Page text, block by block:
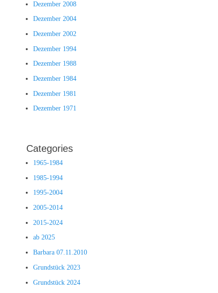
Dezember 2008
Dezember 2004
Dezember 2002
Dezember 1994
Dezember 1988
Dezember 1984
Dezember 1981
Dezember 1971
Categories
1965-1984
1985-1994
1995-2004
2005-2014
2015-2024
ab 2025
Barbara 07.11.2010
Grundstück 2023
Grundstück 2024